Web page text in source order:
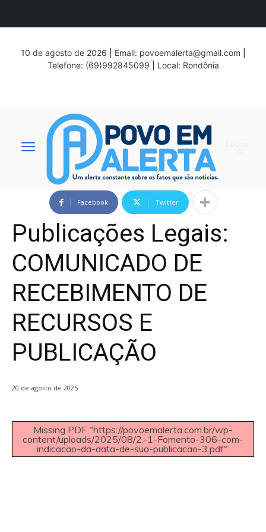
10 de agosto de 2026 Email: povoemalerta@gmail.com
Telefone: (69)992845099
Local: Rondônia
Facebook Twitter
Publicações Legais:
COMUNICADO DE
RECEBIMENTO DE
RECURSOS E
PUBLICAÇÃO
20 de agosto de 2025
Missing PDF "https://povoemalerta.com.br/wp-
content/uploads/2025/08/2.-1-Fomento-306-com-
indicacao-da-data-de-sua-publicacao-3.pdf".